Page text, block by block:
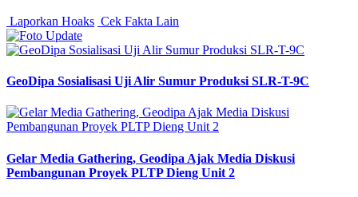
Laporkan Hoaks Cek Fakta Lain
GeoDipa Sosialisasi Uji Alir Sumur Produksi SLR-T-9C
Gelar Media Gathering, Geodipa Ajak Media Diskusi
Pembangunan Proyek PLTP Dieng Unit 2